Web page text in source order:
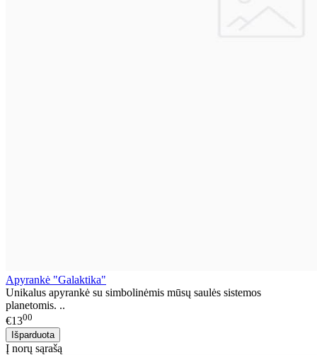
Apyrankė "Galaktika"
Unikalus apyrankė su simbolinėmis mūsų saulės sistemos
planetomis. ..
€1300
Į norų sąrašą